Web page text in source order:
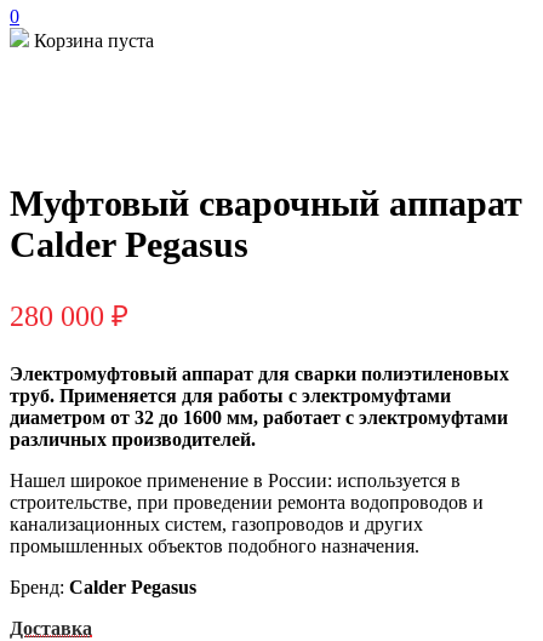
0
Корзина пуста
Муфтовый сварочный аппарат
Calder Pegasus
280 000 ₽
Электромуфтовый аппарат для сварки полиэтиленовых
труб. Применяется для работы с электромуфтами
диаметром от 32 до 1600 мм, работает с электромуфтами
различных производителей.
Нашел широкое применение в России: используется в
строительстве, при проведении ремонта водопроводов и
канализационных систем, газопроводов и других
промышленных объектов подобного назначения.
Бренд: Calder Pegasus
Доставка